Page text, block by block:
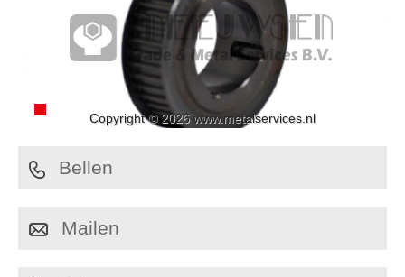
Copyright © 2026 www.metalservices.nl
Bellen
Mailen